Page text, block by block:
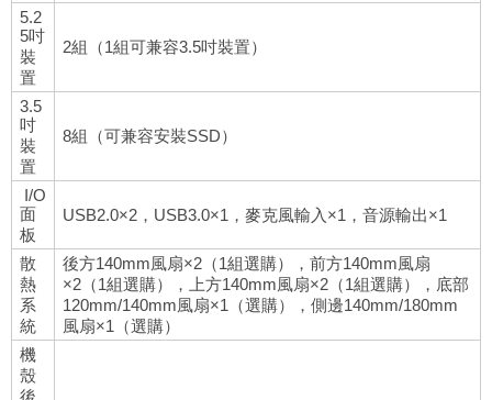
5.2
5吋
裝
置
2組（1組可兼容3.5吋裝置）
3.5
吋
裝
置
8組（可兼容安裝SSD）
I/O
面
板
USB2.0×2，USB3.0×1，麥克風輸入×1，音源輸出×1
散
熱
系
統
後方140mm風扇×2（1組選購），前方140mm風扇
×2（1組選購），上方140mm風扇×2（1組選購），底部
120mm/140mm風扇×1（選購），側邊140mm/180mm
風扇×1（選購）
機
殼